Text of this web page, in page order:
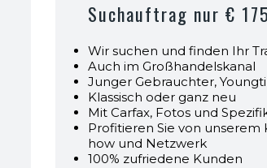
Suchauftrag nur € 175
Wir suchen und finden Ihr
Auch im Großhandelskanal
Junger Gebrauchter,
Klassisch oder ganz neu
Mit Carfax, Fotos und
Profitieren Sie von unserem
how und Netzwerk
100% zufriedene Kunden